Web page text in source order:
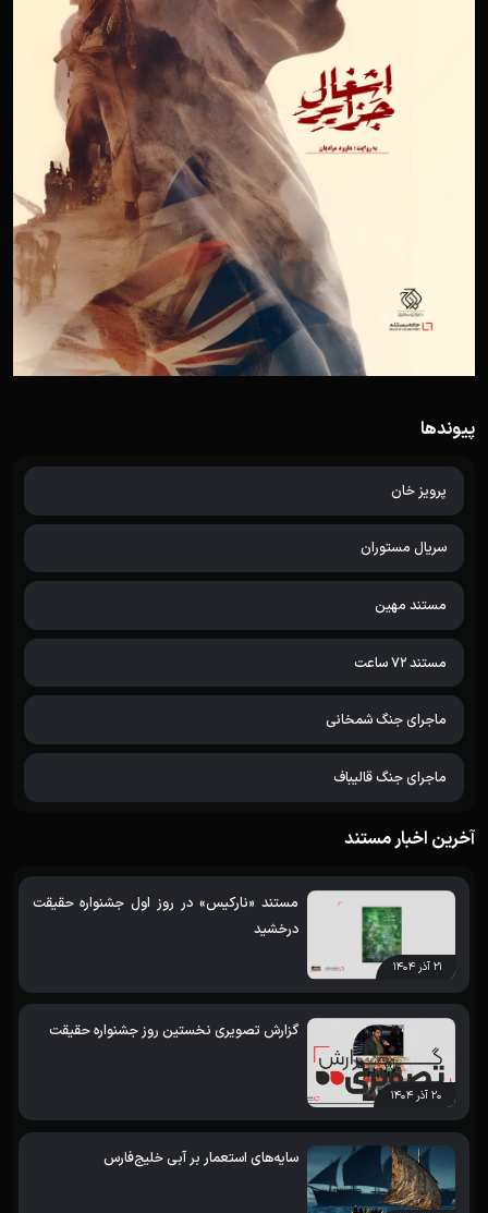
پیوندها
پرویز خان
سریال مستوران
مستند مهین
مستند 72 ساعت
ماجرای جنگ شمخانی
ماجرای جنگ قالیباف
آخرین اخبار مستند
۲۱ آذر ۱۴۰۴
مستند «نارکیس» در روز اول جشنواره حقیقت
درخشید
۲۰ آذر ۱۴۰۴
گزارش تصویری نخستین روز جشنواره حقیقت
سایه‌های استعمار بر آبی خلیج‌فارس